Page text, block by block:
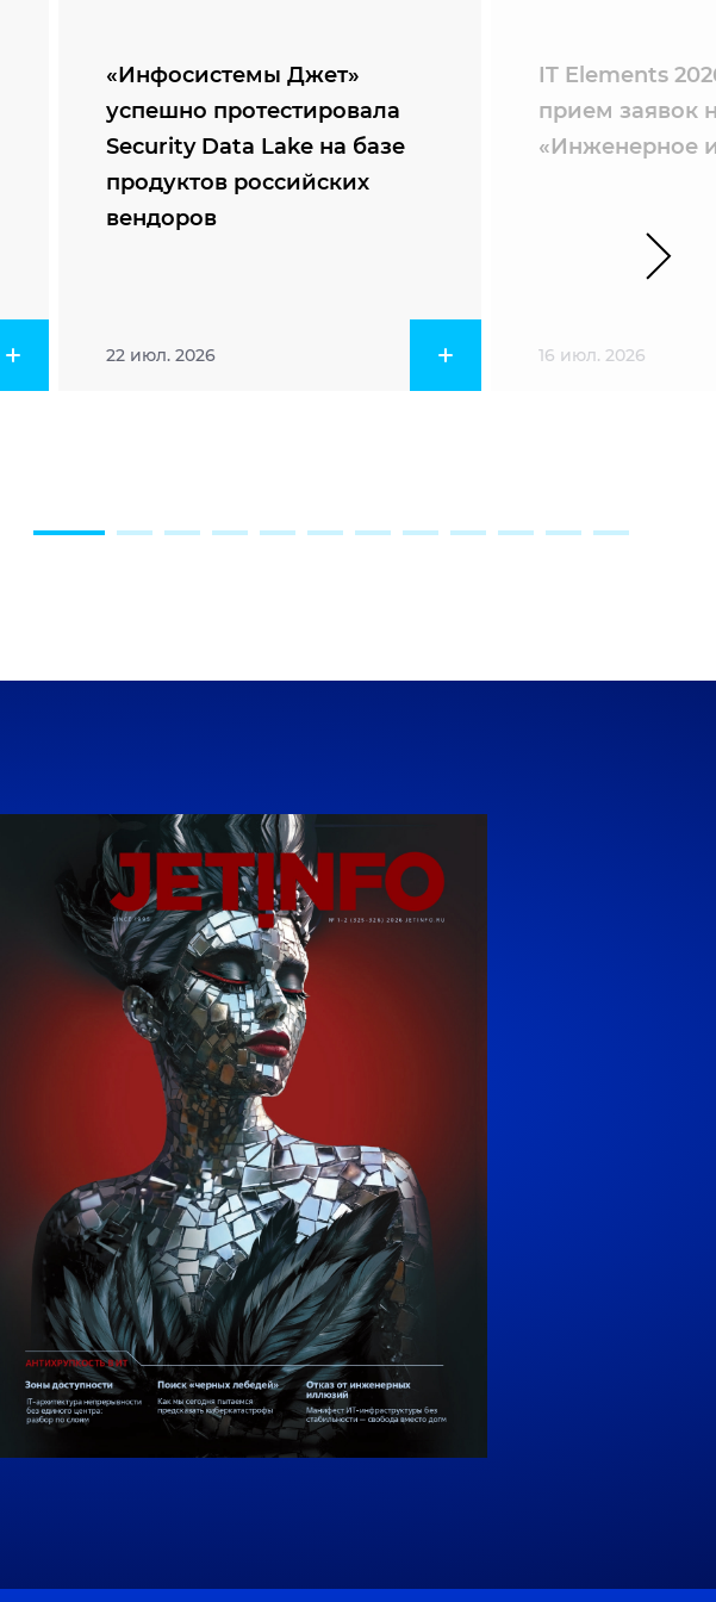
«Инфосистемы Джет»
успешно протестировала
Security Data Lake на базе
продуктов российских
вендоров
22 июл. 2026
IT Elements
прием заявок
«Инженерное
16 июл. 2026